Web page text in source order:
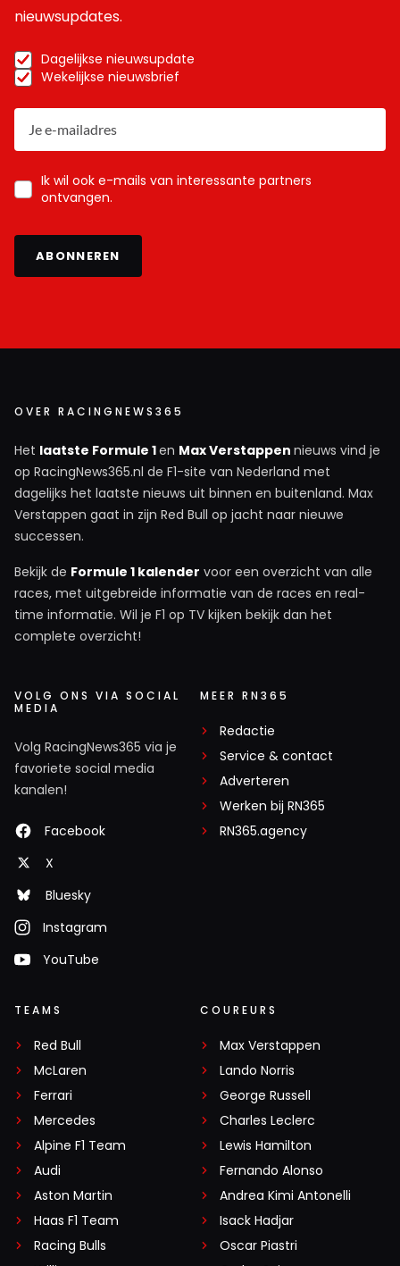
nieuwsupdates.
Dagelijkse nieuwsupdate
Wekelijkse nieuwsbrief
Ik wil ook e-mails van interessante partners
ontvangen.
ABONNEREN
OVER RACINGNEWS365
Het laatste Formule 1en Max Verstappen nieuws vind je
op RacingNews365.nl de F1-site van Nederland met
dagelijks het laatste nieuws uit binnen en buitenland. Max
Verstappen gaat in zijn Red Bull op jacht naar nieuwe
successen.
Bekijk de Formule 1 kalender voor een overzicht van alle
races, met uitgebreide informatie van de races en real-
time informatie. Wil je F1 op TV kijken bekijk dan het
complete overzicht!
VOLG ONS VIA SOCIAL
MEDIA
Volg RacingNews365 via je
favoriete social media
kanalen!
Facebook
X
Bluesky
Instagram
YouTube
MEER RN365
Redactie
Service & contact
Adverteren
Werken bij RN365
RN365.agency
TEAMS
Red Bull
McLaren
Ferrari
Mercedes
Alpine F1 Team
Audi
Aston Martin
Haas F1 Team
Racing Bulls
COUREURS
Max Verstappen
Lando Norris
George Russell
Charles Leclerc
Lewis Hamilton
Fernando Alonso
Andrea Kimi Antonelli
Isack Hadjar
Oscar Piastri